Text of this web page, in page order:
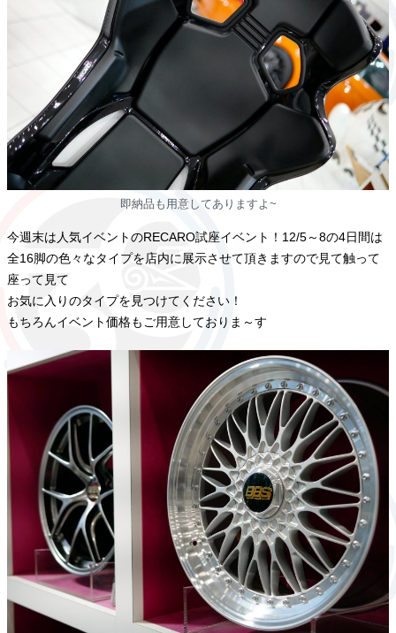
即納品も用意してありますよ~
今週末は人気イベントのRECARO試座イベント！12/5～8の4日間は
全16脚の色々なタイプを店内に展示させて頂きますので見て触って
座って見て
お気に入りのタイプを見つけてください！
もちろんイベント価格もご用意しておりま～す